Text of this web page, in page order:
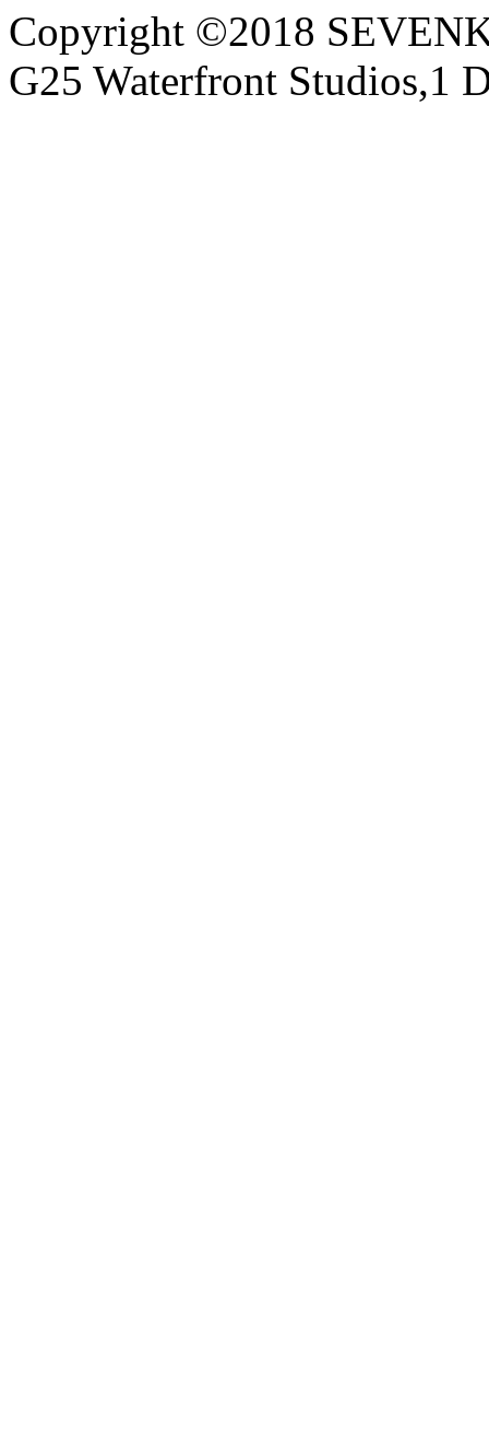
Copyright ©2018
G25 Waterfront Studios,1